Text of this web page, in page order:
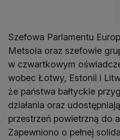
Szefowa Parlamentu
Metsola oraz szefowie
w czwartkowym
wobec Łotwy, Estonii i
że państwa bałtyckie
działania oraz
przestrzeń powietrzną do
Zapewniono o pełnej